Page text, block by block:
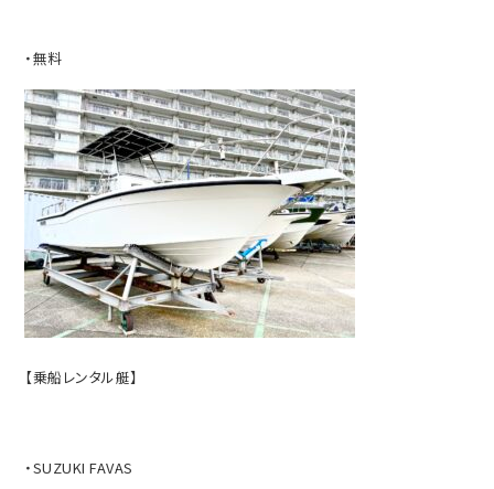
・無料
【乗船レンタル艇】
・SUZUKI FAVAS